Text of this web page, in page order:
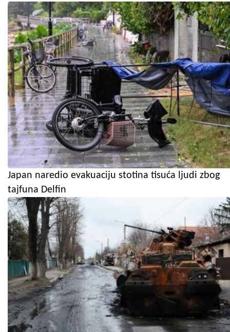
Japan naredio evakuaciju stotina tisuća ljudi zbog
tajfuna Delfin